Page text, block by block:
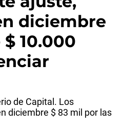
diciembre
10.000
de Capital. Los
diciembre $ 83 mil por las